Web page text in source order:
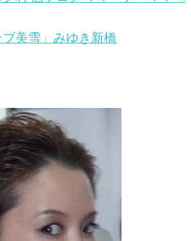
美雪」みゆき新橋